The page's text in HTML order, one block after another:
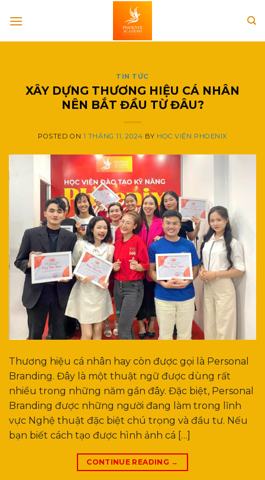
TIN TỨC
XÂY DỰNG THƯƠNG HIỆU CÁ NHÂN
NÊN BẮT ĐẦU TỪ ĐÂU?
POSTED ON 1 THÁNG 11, 2024 BY HỌC VIỆN PHOENIX
Thương hiệu cá nhân hay còn được gọi là Personal
Branding. Đây là một thuật ngữ được dùng rất
nhiều trong những năm gần đây. Đặc biệt, Personal
Branding được những người đang làm trong lĩnh
vực Nghệ thuật đặc biệt chú trọng và đầu tư. Nếu
bạn biết cách tạo được hình ảnh cá […]
CONTINUE READING →